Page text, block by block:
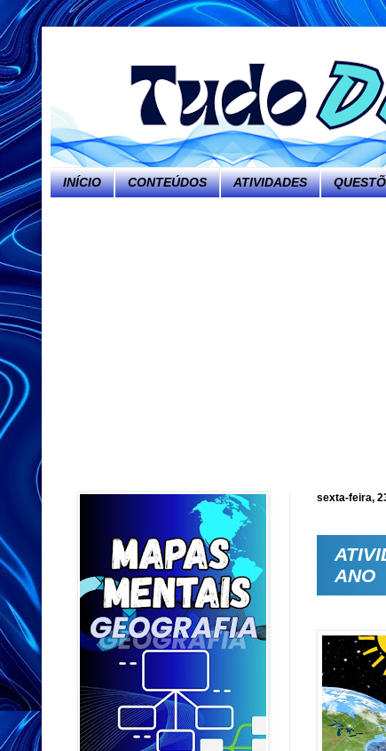
INÍCIO CONTEÚDOS ATIVIDADES
sexta-feira,
ANO